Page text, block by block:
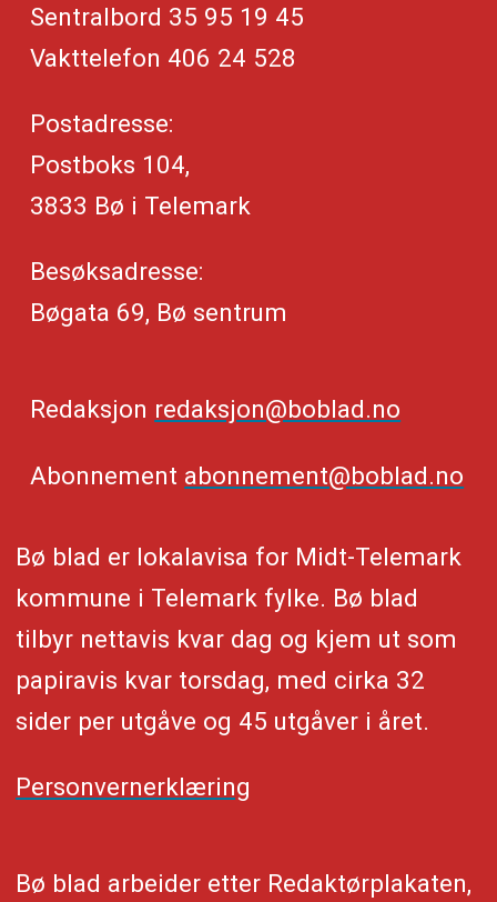
Sentralbord 35 95 19 45
Vakttelefon 406 24 528
Postadresse:
Postboks 104,
3833 Bø i Telemark
Besøksadresse:
Bøgata 69, Bø sentrum
Redaksjon redaksjon@boblad.no
Abonnement abonnement@boblad.no
Bø blad er lokalavisa for Midt-Telemark
kommune i Telemark fylke. Bø blad
tilbyr nettavis kvar dag og kjem ut som
papiravis kvar torsdag, med cirka 32
sider per utgåve og 45 utgåver i året.
Personvernerklæring
Bø blad arbeider etter Redaktørplakaten,